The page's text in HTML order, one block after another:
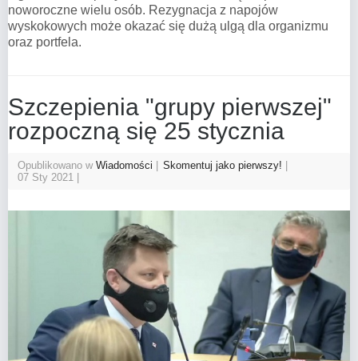
noworoczne wielu osób. Rezygnacja z napojów
wyskokowych może okazać się dużą ulgą dla organizmu
oraz portfela.
Szczepienia "grupy pierwszej"
rozpoczną się 25 stycznia
Opublikowano w Wiadomości
Skomentuj jako pierwszy!
07 Sty 2021